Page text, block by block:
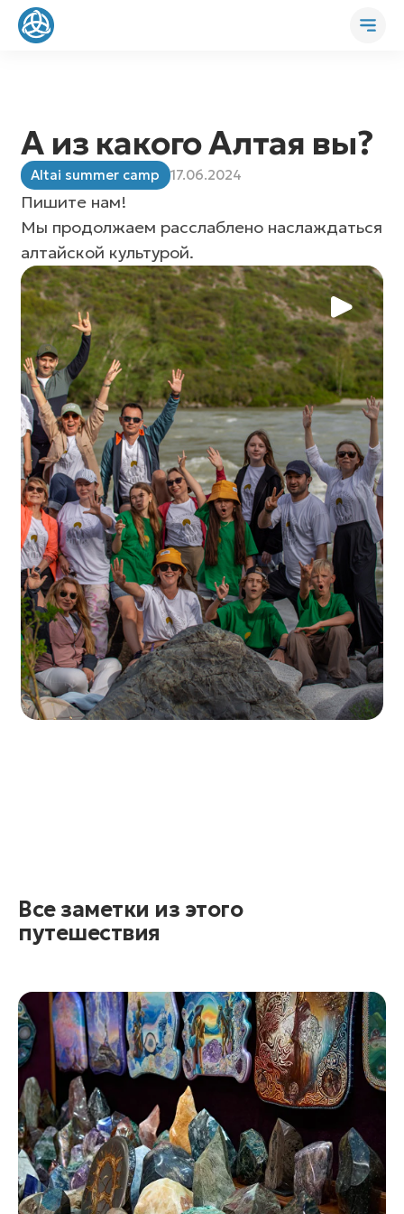
А из какого Алтая вы?
Altai summer camp 17.06.2024
Пишите нам!
Мы продолжаем расслаблено наслаждаться
алтайской культурой.
Все заметки из этого
путешествия